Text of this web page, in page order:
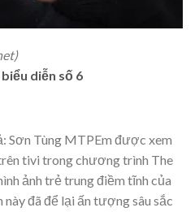
diễn số 6
Sơn Tùng MTPEm được xem
tivi trong chương trình The
ảnh trẻ trung điềm tĩnh của
đã để lại ấn tượng sâu sắc